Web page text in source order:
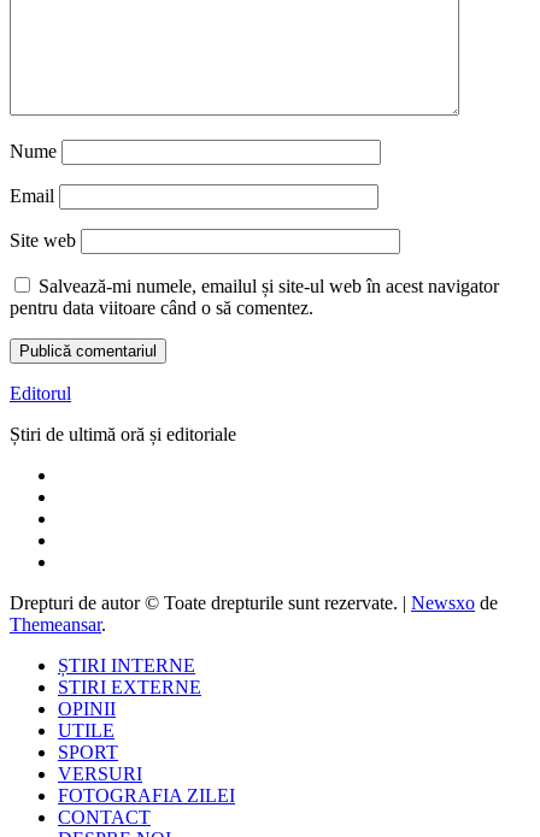
Nume
Email
Site web
Salvează-mi numele, emailul și site-ul web în acest navigator
pentru data viitoare când o să comentez.
Editorul
Știri de ultimă oră și editoriale
Drepturi de autor © Toate drepturile sunt rezervate. | Newsxo de
Themeansar.
ȘTIRI INTERNE
STIRI EXTERNE
OPINII
UTILE
SPORT
VERSURI
FOTOGRAFIA ZILEI
CONTACT